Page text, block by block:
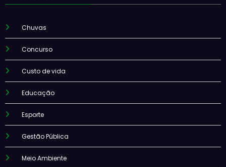
Chuvas
Concurso
Custo de vida
Educação
Esporte
Gestão Pública
Meio Ambiente